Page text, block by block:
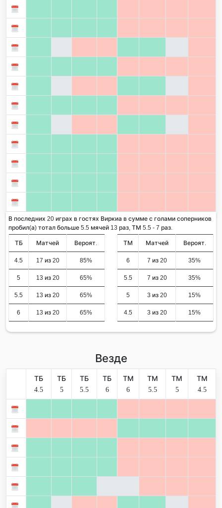
В последних 20 играх в гостях Виркиа в сумме с голами соперников
пробил(а) тотал больше 5.5 мячей 13 раз, ТМ 5.5 - 7 раз.
ТБ Матчей Вероят.
4.5 17 из 20 85%
5 13 из 20 65%
5.5 13 из 20 65%
6 13 из 20 65%
ТМ Матчей Вероят.
6 7 из 20 35%
5.5 7 из 20 35%
5 3 из 20 15%
4.5 3 из 20 15%
Везде
ТБ
4.5
ТБ
5
ТБ
5.5
ТБ
6
ТМ
6
ТМ
5.5
ТМ
5
ТМ
4.5